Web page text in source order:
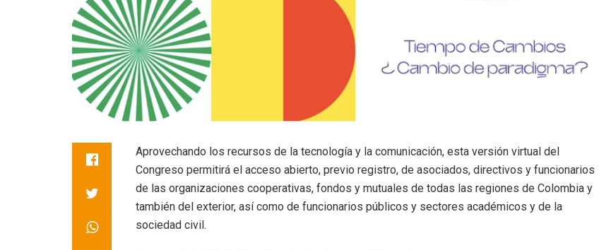
Aprovechando los recursos de la tecnología y la comunicación, esta versión virtual del
Congreso permitirá el acceso abierto, previo registro, de asociados, directivos y funcionarios
de las organizaciones cooperativas, fondos y mutuales de todas las regiones de Colombia y
también del exterior, así como de funcionarios públicos y sectores académicos y de la
sociedad civil.